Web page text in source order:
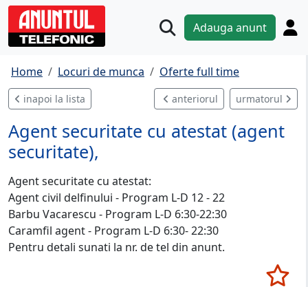
Adauga anunt
Home Locuri de munca Oferte full time
inapoi la lista anteriorul urmatorul
Agent securitate cu atestat (agent
securitate),
Agent securitate cu atestat:
Agent civil delfinului - Program L-D 12 - 22
Barbu Vacarescu - Program L-D 6:30-22:30
Caramfil agent - Program L-D 6:30- 22:30
Pentru detali sunati la nr. de tel din anunt.